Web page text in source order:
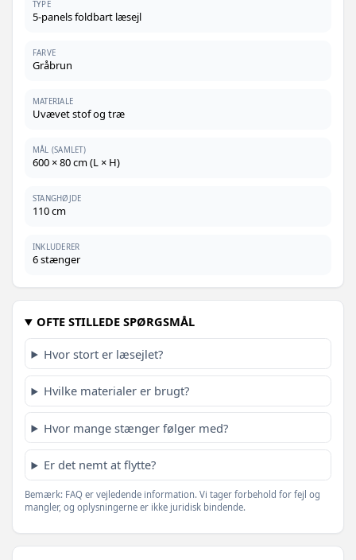
TYPE
5-panels foldbart læsejl
FARVE
Gråbrun
MATERIALE
Uvævet stof og træ
MÅL (SAMLET)
600 × 80 cm (L × H)
STANGHØJDE
110 cm
INKLUDERER
6 stænger
OFTE STILLEDE SPØRGSMÅL
Hvor stort er læsejlet?
Hvilke materialer er brugt?
Hvor mange stænger følger med?
Er det nemt at flytte?
Bemærk: FAQ er vejledende information. Vi tager forbehold for fejl og
mangler, og oplysningerne er ikke juridisk bindende.
Sort - 800 x 160 cm - 1 stk
Sort - 1200 x 120 cm - 1 stk
Antracitgrå - 1200 x 120 cm - 1 stk
Grøn - 1200 x 160 cm - 1 stk
1.089,-
Sort - 600 x 160 cm - 1 stk
Antracitgrå - 800 x 120 cm - 1 stk 709,-
Antracitgrå - 1200 x 160 cm - 1 stk 1.119,-
Grøn - 800 x 120 cm - 1 stk 649,-